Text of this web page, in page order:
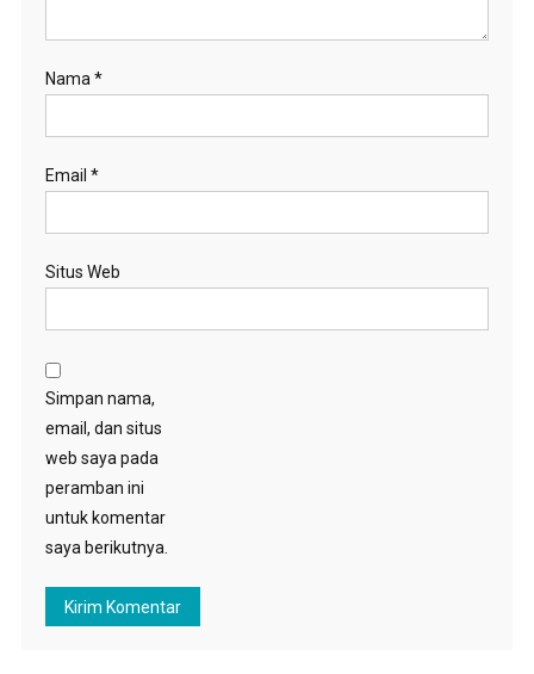
Nama*
Email *
Situs Web
Simpan nama,
email, dan situs
web saya pada
peramban ini
untuk komentar
saya berikutnya.